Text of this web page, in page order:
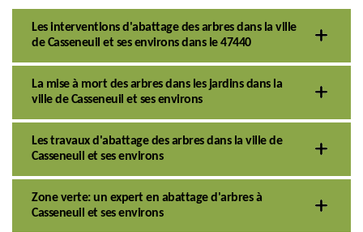
Les interventions d'abattage des arbres dans la ville
de Casseneuil et ses environs dans le 47440
La mise à mort des arbres dans les jardins dans la
ville de Casseneuil et ses environs
Les travaux d'abattage des arbres dans la ville de
Casseneuil et ses environs
Zone verte: un expert en abattage d'arbres à
Casseneuil et ses environs